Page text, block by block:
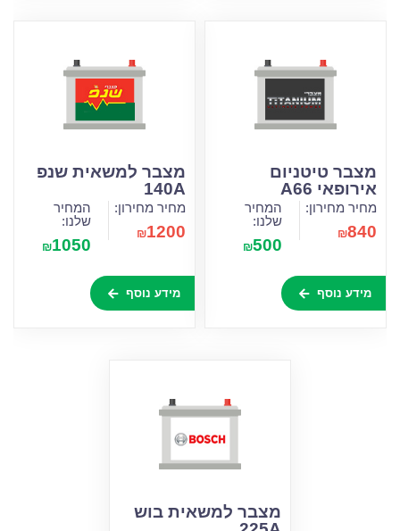
מצבר טיטניום
אירופאי A66
מחיר מחירון:
₪840
המחיר
שלנו:
₪500
מידע נוסף
מצבר למשאית שנפ
140A
מחיר מחירון:
₪1200
המחיר
שלנו:
₪1050
מידע נוסף
מצבר למשאית בוש